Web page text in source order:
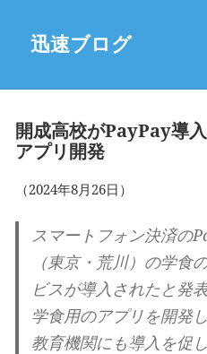
迅速ブログ
開成高校がPayPay導
アプリ開発
（2024年8月26日）
スマートフォン決済の
（東京・荒川）の学食
ビスが導入されたと発
学食用のアプリを開発
教育機関にも導入を促